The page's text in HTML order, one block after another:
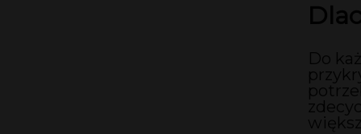
Do